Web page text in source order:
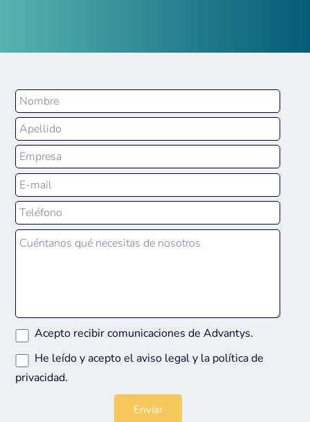
Acepto recibir comunicaciones de Advantys.
He leído y acepto el aviso legaly la política de
privacidad.